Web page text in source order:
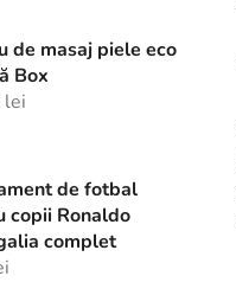
de masaj piele eco
Box
lei
de fotbal
copii Ronaldo
complet